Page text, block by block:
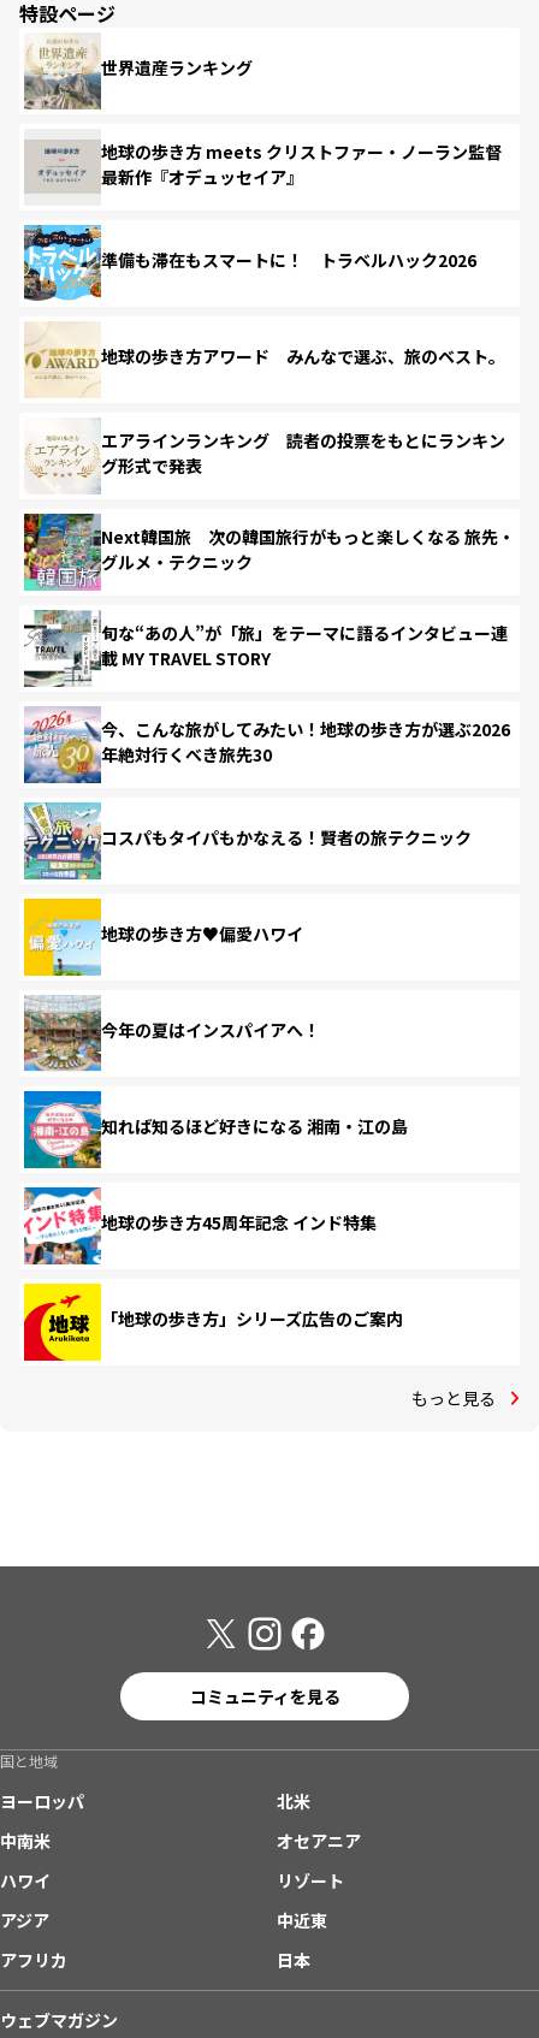
特設ページ
世界遺産ランキング
地球の歩き方 meets クリストファー・ノーラン監督
最新作『オデュッセイア』
準備も滞在もスマートに！ トラベルハック2026
地球の歩き方アワード みんなで選ぶ、旅のベスト。
エアラインランキング 読者の投票をもとにランキン
グ形式で発表
Next韓国旅 次の韓国旅行がもっと楽しくなる 旅先・
グルメ・テクニック
旬な“あの人”が「旅」をテーマに語るインタビュー連
載 MY TRAVEL STORY
今、こんな旅がしてみたい！地球の歩き方が選ぶ2026
年絶対行くべき旅先30
コスパもタイパもかなえる！賢者の旅テクニック
地球の歩き方♥偏愛ハワイ
今年の夏はインスパイアへ！
知れば知るほど好きになる 湘南・江の島
地球の歩き方45周年記念 インド特集
「地球の歩き方」シリーズ広告のご案内
もっと見る
コミュニティを見る
国と地域
ヨーロッパ
北米
中南米
オセアニア
ハワイ
リゾート
アジア
中近東
アフリカ
日本
ウェブマガジン